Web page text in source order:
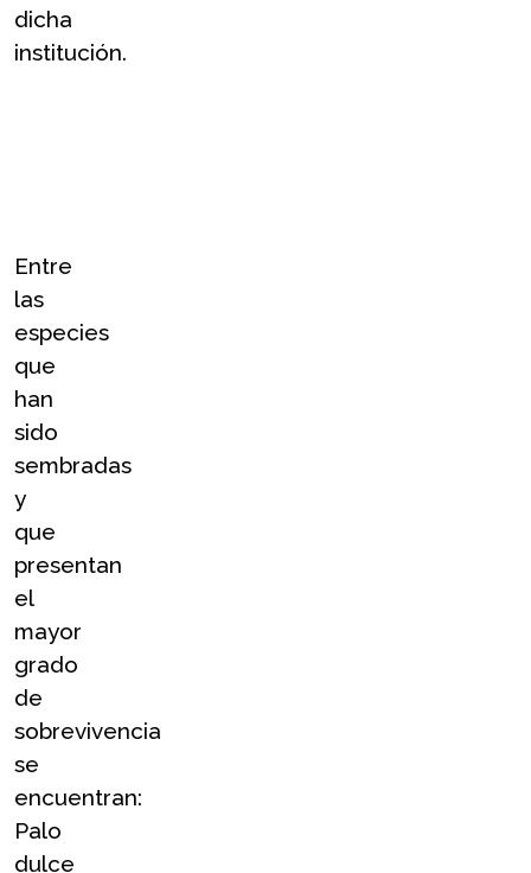
dicha
institución.
Entre
las
especies
que
han
sido
sembradas
y
que
presentan
el
mayor
grado
de
sobrevivencia
se
encuentran:
Palo
dulce